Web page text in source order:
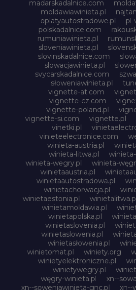
madarskadalnice.com
moldawiawinieta.pl
oplatyautostradowe.pl
polskadalnice.com
rumuniawinieta.pl
sloveniawinieta.pl
slovinskadalnice.com
slowacjawinieta.pl
svycarskadalnice.com
słoweniawinieta.pl
vignette-at.com
vignette-cz.com
vignette-poland.pl
vignette-si.com
vignette.pl
vinetki.pl
vinieteelectronice.com
winieta-austria.pl
winieta-litwa.pl
winieta-
winieta-wegry.pl
winieta-
winietaaustria.pl
winietaautostradowa.pl
winietachorwacja.pl
winietaestonia.pl
winietamoldawia.pl
winietapolska.pl
winietaslovenia.pl
winietaslowenia.pl
winietasłowenia.pl
winietomat.pl
winiety.org
winietyelektroniczne.pl
winietywegry.pl
węgry-winieta.pl
xn--
xn--soweniawinieta-gnc.pl
xn--